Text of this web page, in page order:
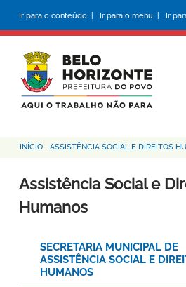
conteúdo
principal
Ir para o conteúdo | Ir para o menu | Ir
Trilha
de
navegação
INÍCIO - ASSISTÊNCIA SOCIAL E DIREITOS
Assistência Social e
Humanos
SECRETARIA MUNICIPAL DE
ASSISTÊNCIA SOCIAL E
HUMANOS